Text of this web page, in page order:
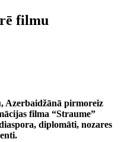
filmu
Azerbaidžānā pirmoreiz
filma “Straume”
diplomāti, nozares